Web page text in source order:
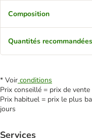
Composition
Quantités recommandées
* Voir conditions
Prix conseillé = prix de
Prix habituel = prix le plus
jours
Services